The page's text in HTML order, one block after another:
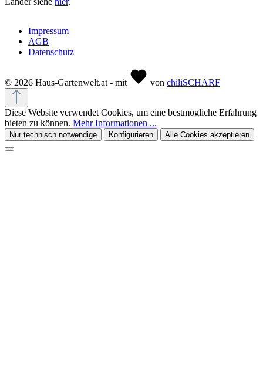
Impressum
AGB
Datenschutz
© 2026 Haus-Gartenwelt.at - mit von chiliSCHARF
Diese Website verwendet Cookies, um eine bestmögliche Erfahrung
bieten zu können. Mehr Informationen ...
Nur technisch notwendige Konfigurieren Alle Cookies akzeptieren